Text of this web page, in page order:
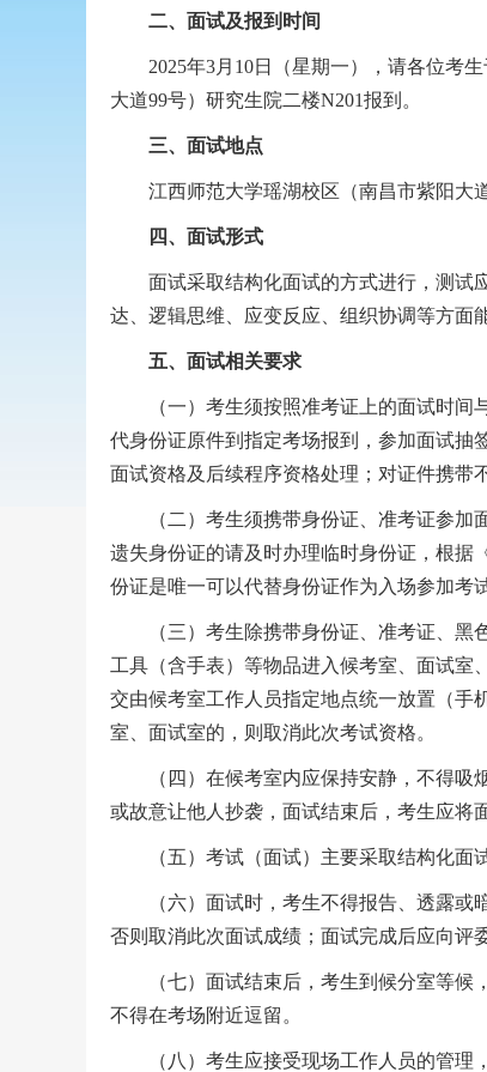
二、面试及报到时间
2025年3月10日（星期一），请各位考生
大道99号）研究生院二楼N201报到。
三、面试地点
江西师范大学瑶湖校区（南昌市紫阳大道
四、面试形式
面试采取结构化面试的方式进行，测试
达、逻辑思维、应变反应、组织协调等方面
五、面试相关要求
（一）考生须按照准考证上的面试时间与
代身份证原件到指定考场报到，参加面试抽
面试资格及后续程序资格处理；对证件携带
（二）考生须携带身份证、准考证参加面
遗失身份证的请及时办理临时身份证，根据
份证是唯一可以代替身份证作为入场参加考
（三）考生除携带身份证、准考证、黑
工具（含手表）等物品进入候考室、面试室
交由候考室工作人员指定地点统一放置（手
室、面试室的，则取消此次考试资格。
（四）在候考室内应保持安静，不得吸
或故意让他人抄袭，面试结束后，考生应将
（五）考试（面试）主要采取结构化面试
（六）面试时，考生不得报告、透露或暗
否则取消此次面试成绩；面试完成后应向评
（七）面试结束后，考生到候分室等候，
不得在考场附近逗留。
（八）考生应接受现场工作人员的管理